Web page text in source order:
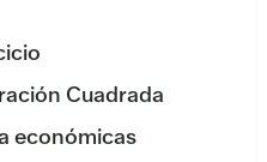
Cuadrada
económicas